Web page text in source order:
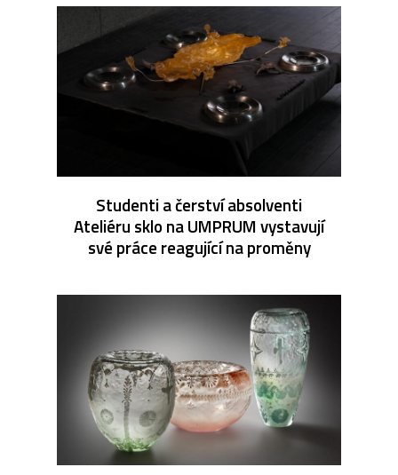
Studenti a čerství absolventi
Ateliéru sklo na UMPRUM vystavují
své práce reagující na proměny